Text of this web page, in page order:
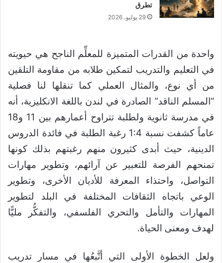
تطرق
29 يوليو، 2026
واحدة من القدرات المتميزة للمعلِّم الناجح هي حيويته
في التعليم والتدريب لتمكين طلابه من مقاومة التلقين
من أي نوع، والمثال العملي كما تنقلها لنا فصلية
“المسلم الناقد” الصادرة في لندن باللغة الانكليزية، أنه
في مدرسة ثانوية ولطلبة تتراوح أعمارهم بين 11 و18
عاماً كشفت نسبة 1:4 رغبة الطلبة في فائدة الدروس
الدينية، حيث أبدى كثيرون منهم رغبتهم بذلك كونها
تمنحهم الفرصة للتعبير عن آرائهم، وتطوير مهارات
التواصل، واحتذاء المعرفة للأديان الأخرى، وتطوير
الوعي باتجاه الثقافات المختلفة في البلد لتطوير
المهارات والتأمل والتحري الفلسفي، والتفكُّر مليًّا
لهدف ومعنى الحياة.
ولعل الخطوة الأولى التي أتَّبعُها في مسار تدريب